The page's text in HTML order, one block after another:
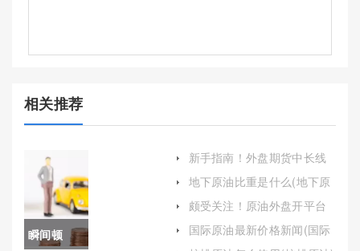
相关推荐
瞬间顿
新手指南！外盘期货中长线
收益）
地下原油比重是什么(地下原
颇受关注！原油外盘开平台
国际原油最新价格新闻(国际